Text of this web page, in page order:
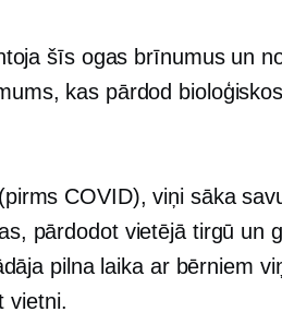
šīs ogas brīnumus un
kas pārdod bioloģiskos
(pirms COVID), viņi sāka
pārdodot vietējā tirgū un
pilna laikaar bērniem
vietni.